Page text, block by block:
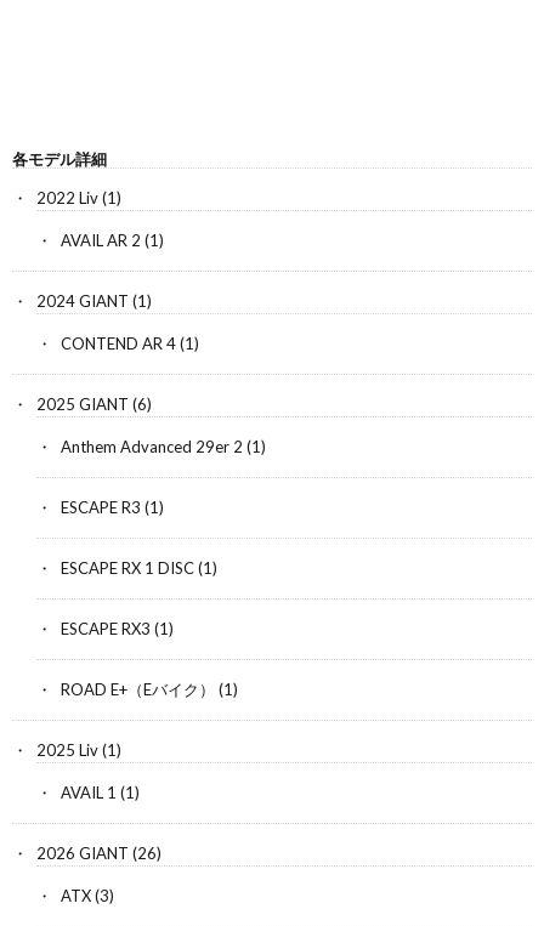
各モデル詳細
2022 Liv(1)
AVAIL AR 2 (1)
2024 GIANT (1)
CONTEND AR 4(1)
2025 GIANT (6)
Anthem Advanced 29er 2 (1)
ESCAPE R3 (1)
ESCAPE RX 1 DISC(1)
ESCAPE RX3 (1)
ROAD E+（Eバイク） (1)
2025 Liv(1)
AVAIL 1 (1)
2026 GIANT (26)
ATX(3)